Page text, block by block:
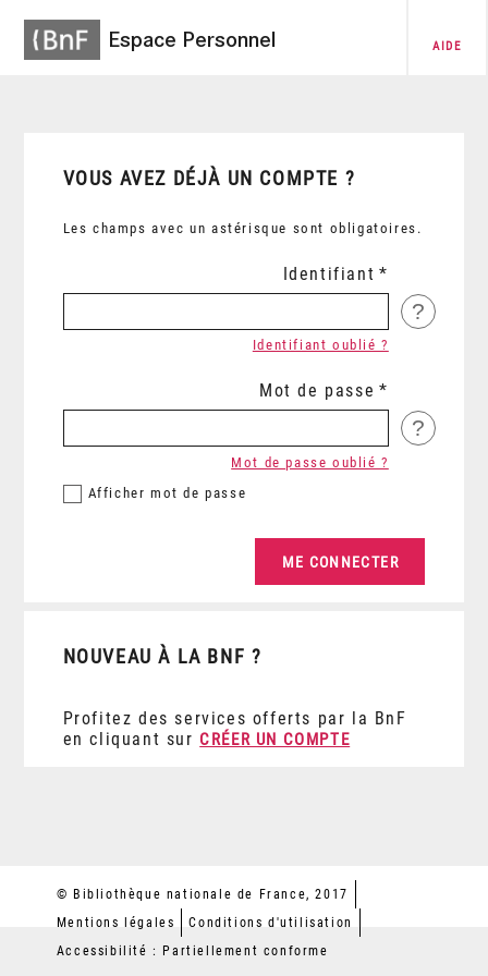
Espace Personnel AIDE
VOUS AVEZ DÉJÀ UN COMPTE ?
Les champs avec un astérisque sont obligatoires.
Identifiant
?
Identifiant oublié ?
Mot de passe
?
Afficher mot de passe
Mot de passe oublié ?
NOUVEAU À LA BNF ?
Profitez des services offerts par la BnF
en cliquant sur CRÉER UN COMPTE
© Bibliothèque nationale de France, 2017
Mentions légales
Conditions d'utilisation
Accessibilité : Partiellement conforme